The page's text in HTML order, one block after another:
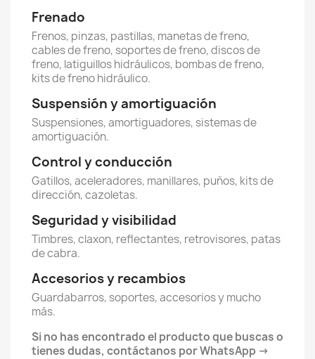
Frenado
Frenos, pinzas, pastillas, manetas de freno,
cables de freno, soportes de freno, discos de
freno, latiguillos hidráulicos, bombas de freno,
kits de freno hidráulico.
Suspensión y amortiguación
Suspensiones, amortiguadores, sistemas de
amortiguación.
Control y conducción
Gatillos, aceleradores, manillares, puños, kits de
dirección, cazoletas.
Seguridad y visibilidad
Timbres, claxon, reflectantes, retrovisores, patas
de cabra.
Accesorios y recambios
Guardabarros, soportes, accesorios y mucho
más.
Si no has encontrado el producto que buscas o
tienes dudas, contáctanos por WhatsApp ->